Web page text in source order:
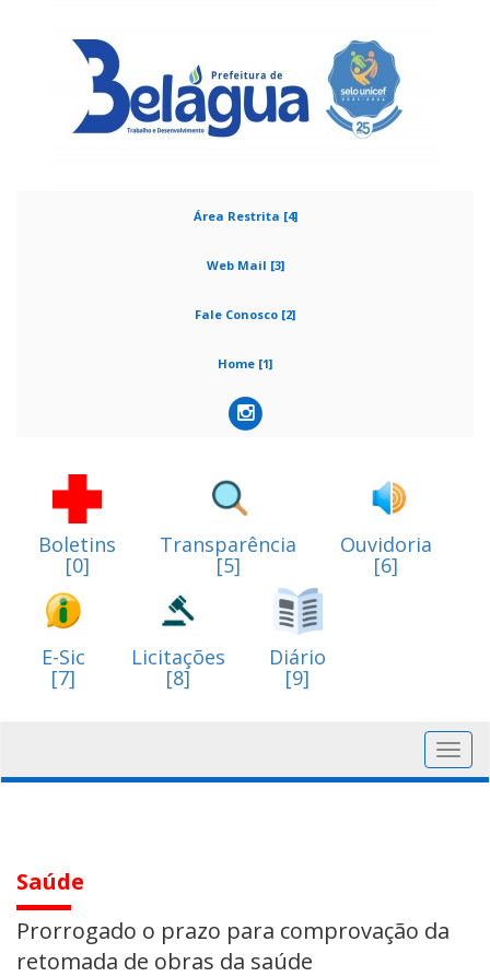
Área Restrita [4]
Web Mail [3]
Fale Conosco [2]
Home [1]
Boletins
[0]
Transparência
[5]
Ouvidoria
[6]
E-Sic
[7]
Licitações
[8]
Diário
[9]
Saúde
Prorrogado o prazo para comprovação da
retomada de obras da saúde